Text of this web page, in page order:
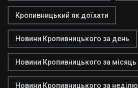
Кропивницький як доїхати
Новини Кропивницького за день
Новини Кропивницького за місяць
Новини Кропивницького за неділю